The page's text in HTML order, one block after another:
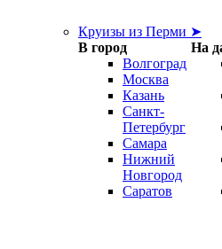
Круизы из Перми ➤
В город
На
Волгоград
Москва
Казань
Санкт-
Петербург
Самара
Нижний
Новгород
Саратов